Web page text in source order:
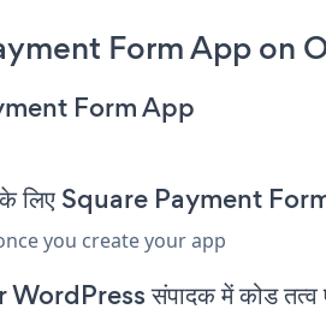
Form App on
Form App
Square Payment Form
you create your app
संपादक में कोड तत्व